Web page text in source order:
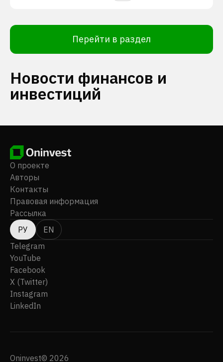
Перейти в раздел
Новости финансов и
инвестиций
О проекте
Авторы
Контакты
Правовая информация
Рассылка
РУ
EN
Telegram
YouTube
Facebook
X (Twitter)
Instagram
LinkedIn
Oninvest© 2026